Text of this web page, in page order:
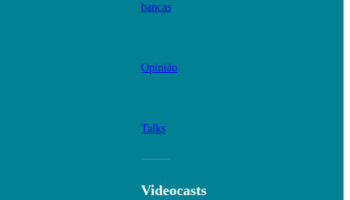
bancas
Opinião
Talks
Videocasts